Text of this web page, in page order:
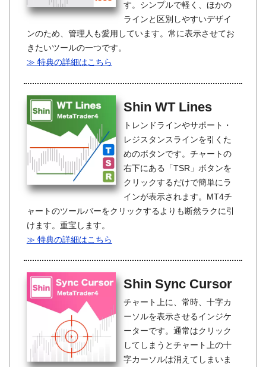
す。シンプルで軽く、ほかの
ラインと区別しやすいデザイ
ンのため、管理人も愛用しています。常に表示させてお
きたいツールの一つです。
≫ 特典の詳細はこちら
Shin WT Lines
トレンドラインやサポート・
レジスタンスラインを引くた
めのボタンです。チャートの
右下にある「TSR」ボタンを
クリックするだけで簡単にラ
インが表示されます。MT4チ
ャートのツールバーをクリックするよりも断然ラクに引
けます。重宝します。
≫ 特典の詳細はこちら
Shin Sync Cursor
チャート上に、常時、十字カ
ーソルを表示させるインジケ
ーターです。通常はクリック
してしまうとチャート上の十
字カーソルは消えてしまいま